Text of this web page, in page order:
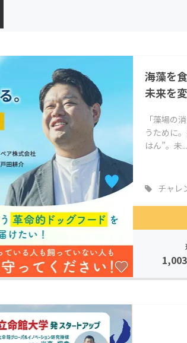
CAMPFIRE for Social Good
CAMPFIREふるさと納税
machi-ya
海藻を
未来を
「藻場の
うために
はん”。未...
チャレ